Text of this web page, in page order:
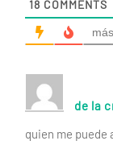
18 COMMENTS
de la
quien me puede